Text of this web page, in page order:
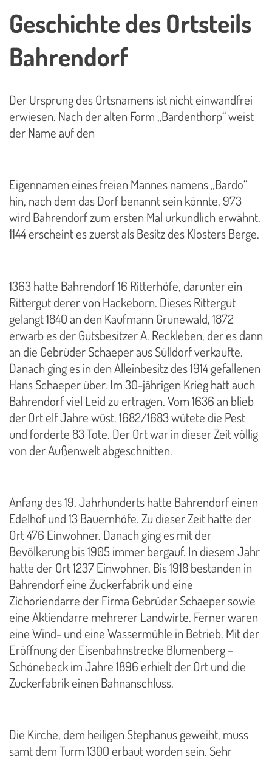
Geschichte des Ortsteils
Bahrendorf
Der Ursprung des Ortsnamens ist nicht einwandfrei
erwiesen. Nach der alten Form „Bardenthorp“ weist
der Name auf den
Eigennamen eines freien Mannes namens „Bardo“
hin, nach dem das Dorf benannt sein könnte. 973
wird Bahrendorf zum ersten Mal urkundlich erwähnt.
1144 erscheint es zuerst als Besitz des Klosters Berge.
1363 hatte Bahrendorf 16 Ritterhöfe, darunter ein
Rittergut derer von Hackeborn. Dieses Rittergut
gelangt 1840 an den Kaufmann Grunewald, 1872
erwarb es der Gutsbesitzer A. Reckleben, der es dann
an die Gebrüder Schaeper aus Sülldorf verkaufte.
Danach ging es in den Alleinbesitz des 1914 gefallenen
Hans Schaeper über. Im 30-jährigen Krieg hatt auch
Bahrendorf viel Leid zu ertragen. Vom 1636 an blieb
der Ort elf Jahre wüst. 1682/1683 wütete die Pest
und forderte 83 Tote. Der Ort war in dieser Zeit völlig
von der Außenwelt abgeschnitten.
Anfang des 19. Jahrhunderts hatte Bahrendorf einen
Edelhof und 13 Bauernhöfe. Zu dieser Zeit hatte der
Ort 476 Einwohner. Danach ging es mit der
Bevölkerung bis 1905 immer bergauf. In diesem Jahr
hatte der Ort 1237 Einwohner. Bis 1918 bestanden in
Bahrendorf eine Zuckerfabrik und eine
Zichoriendarre der Firma Gebrüder Schaeper sowie
eine Aktiendarre mehrerer Landwirte. Ferner waren
eine Wind- und eine Wassermühle in Betrieb. Mit der
Eröffnung der Eisenbahnstrecke Blumenberg –
Schönebeck im Jahre 1896 erhielt der Ort und die
Zuckerfabrik einen Bahnanschluss.
Die Kirche, dem heiligen Stephanus geweiht, muss
samt dem Turm 1300 erbaut worden sein. Sehr